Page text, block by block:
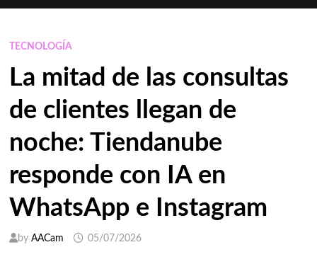
TECNOLOGÍA
La mitad de las consultas
de clientes llegan de
noche: Tiendanube
responde con IA en
WhatsApp e Instagram
by AACam 05/07/2026